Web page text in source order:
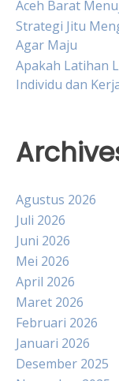
Aceh Barat
Strategi Jitu
Agar Maju
Apakah Latihan
Individu dan
Agustus 2026
Juli 2026
Juni 2026
Mei 2026
April 2026
Maret 2026
Februari 2026
Januari 2026
Desember 2025